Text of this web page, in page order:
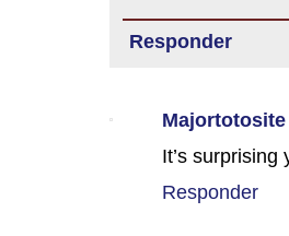
Responder
Majortotosite
It’s
Responder